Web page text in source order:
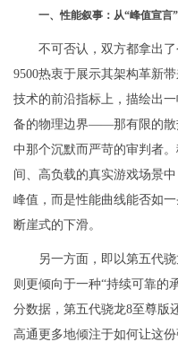
一、性能叙事：从“峰值宣言
不可否认，双方都拿出
9500热衷于展示其架构革新
技术的前沿指标上，描绘出
备的物理边界——那有限的散
中那个沉默而严苛的审判者
间、高负载的真实游戏场景
峰值，而是性能曲线能否如
断崖式的下滑。
另一方面，即以第五代
则更倾向于一种“持续可靠的
分数据，第五代骁龙8至尊版
高通更多地倾注于如何让这